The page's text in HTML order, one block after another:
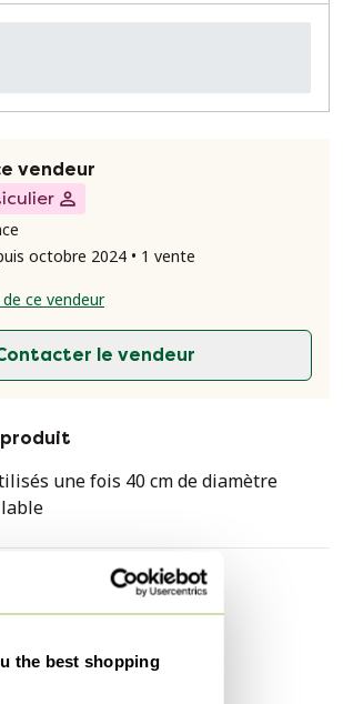
the best shopping
vendeur
octobre 2024 • 1 vente
ce vendeur
le vendeur
une fois 40 cm de diamètre
Beige, Noir